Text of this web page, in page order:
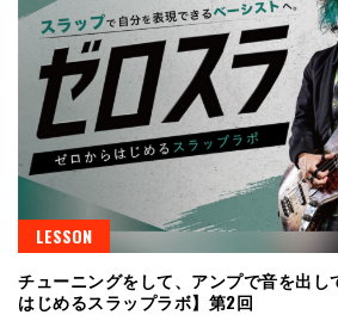
LESSON
チューニングをして、アンプで音を出し
はじめるスラップラボ】第2回